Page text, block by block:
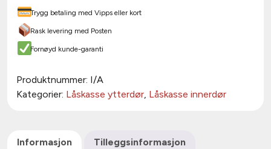
Trygg betaling med Vipps eller kort
Rask levering med Posten
Fornøyd kunde-garanti
Produktnummer: I/A
Kategorier: Låskasse ytterdør Låskasse innerdør
Informasjon Tilleggsinformasjon